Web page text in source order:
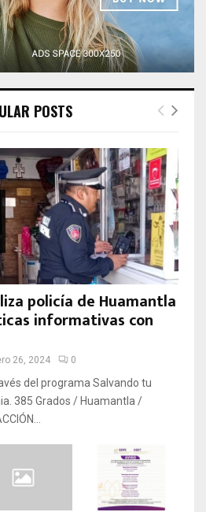
POSTS
policía de Huamantla
informativas con
26, 2024 0
del programa Salvando tu
385 Grados / Huamantla /